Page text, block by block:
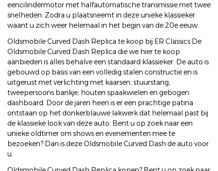
eencilindermotor met halfautomatische transmissie met twee
snelheden. Zodra u plaatsneemt in deze unieke klassieker
waant u zich weer helemaal in het begin van de 20e eeuw.
Oldsmobile Curved Dash Replica te koop bij ER Classics De
Oldsmobile Curved Dash Replica die we hier te koop
aanbieden is alles behalve een standaard klassieker. De auto is
gebouwd op basis van een volledig stalen constructie en is
uitgerust met verlichting met kaarsen, stuurstang,
tweepersoons bankje, houten spaakwielen en gebogen
dashboard. Door de jaren heen is er een prachtige patina
ontstaan op het donkerblauwe lakwerk dat helemaal past bij
de klassieke look van deze auto. Bent u op zoek naar een
unieke oldtimer om shows en evenementen mee te
bezoeken? Dan is deze Oldsmobile Curved Dash de auto voor
u.